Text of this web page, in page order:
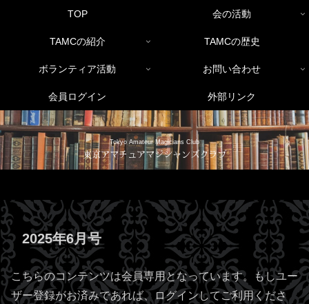
TOP 会の活動
TAMCの紹介 TAMCの歴史
ボランティア活動 お問い合わせ
会員ログイン 外部リンク
Tokyo Amateur Magicians Club
東京アマチュアマジシャンズクラブ
2025年6月号
こちらのコンテンツは会員専用となっています。もしユー
ザー登録がお済みであれば、ログインしてご利用くださ